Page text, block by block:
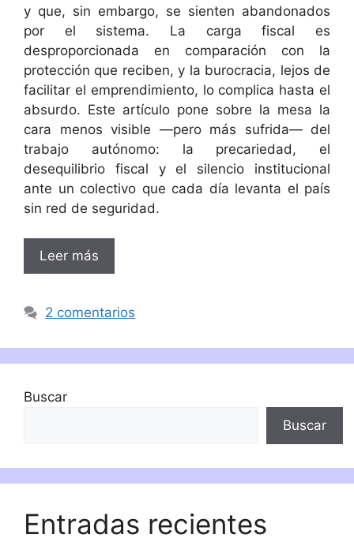
y que, sin embargo, se sienten abandonados
por el sistema. La carga fiscal es
desproporcionada en comparación con la
protección que reciben, y la burocracia, lejos de
facilitar el emprendimiento, lo complica hasta el
absurdo. Este artículo pone sobre la mesa la
cara menos visible —pero más sufrida— del
trabajo autónomo: la precariedad, el
desequilibrio fiscal y el silencio institucional
ante un colectivo que cada día levanta el país
sin red de seguridad.
Leer más
2 comentarios
Buscar
Buscar
Entradas recientes